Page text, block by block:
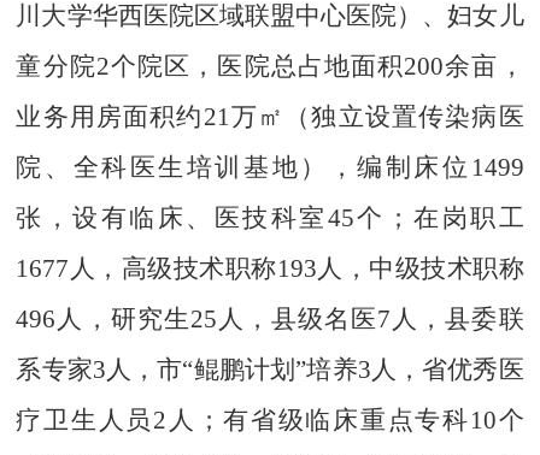
川大学华西医院区域联盟中心医院）、妇女儿
童分院2个院区，医院总占地面积200余亩，
业务用房面积约21万㎡ （独立设置传染病医
院、全科医生培训基地 ） ，编制床位 1499
张，设有临床、医技科室45个；在岗职工
1677 人，高级技术职称193人，中级技术职称
496 人，研究生25 人，县级名医7 人，县委联
系专家3人，市“鲲鹏计划 ”培养3人，省优秀医
疗卫生人员 2 人；有省级临床重点专科10个